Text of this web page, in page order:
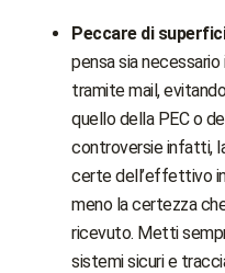
Peccare di
pensa sia
tramite mail,
quello della PEC o
controversie infatti,
certe dell’effettivo
meno la certezza
ricevuto. Metti
sistemi sicuri e